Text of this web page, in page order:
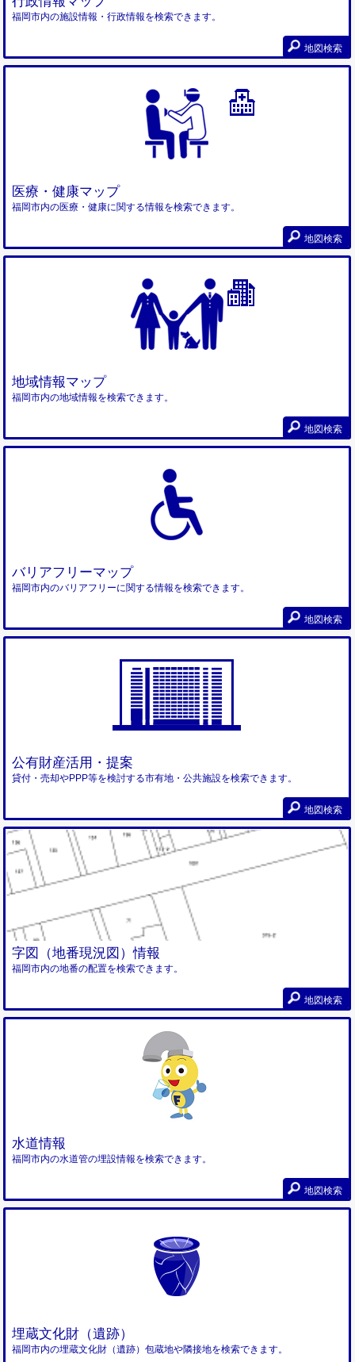
福岡市内の施設情報・行政情報を検索できます。
地図検索
医療・健康マップ
福岡市内の医療・健康に関する情報を検索できます。
地図検索
地域情報マップ
福岡市内の地域情報を検索できます。
地図検索
バリアフリーマップ
福岡市内のバリアフリーに関する情報を検索できます。
地図検索
公有財産活用・提案
貸付・売却やPPP等を検討する市有地・公共施設を検索できます。
地図検索
字図（地番現況図）情報
福岡市内の地番の配置を検索できます。
地図検索
水道情報
福岡市内の水道管の埋設情報を検索できます。
地図検索
埋蔵文化財（遺跡）
福岡市内の埋蔵文化財（遺跡）包蔵地や隣接地を検索できます。